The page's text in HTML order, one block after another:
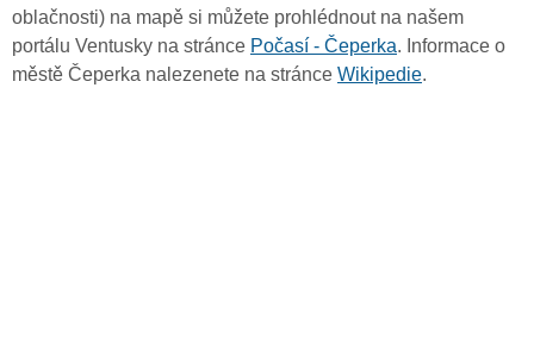
oblačnosti) na mapě si můžete prohlédnout na našem
portálu Ventusky na stránce Počasí - Čeperka. Informace o
městě Čeperka nalezenete na stránce Wikipedie.